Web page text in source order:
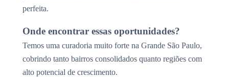
perfeita.
Onde encontrar essas oportunidades?
Temos uma curadoria muito forte na Grande São Paulo,
cobrindo tanto bairros consolidados quanto regiões com
alto potencial de crescimento.